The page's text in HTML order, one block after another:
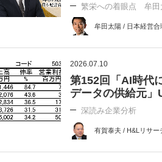
繁栄への着眼点 牟田
牟田太陽 / 日本経営
2026.07.10
第152回「AI時代
データの供給元」
深読み企業分析
有賀泰夫 / H&Lリサー